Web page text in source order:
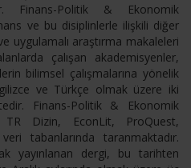
Finans-Politik & Ekonomik
ve bu disiplinlerle ilişkili diğer
uygulamalı araştırma makaleleri
çalışan akademisyenler,
bilimsel çalışmalarına yönelik
ve Türkçe olmak üzere iki
Finans-Politik & Ekonomik
Dizin, EconLit, ProQuest,
tabanlarında taranmaktadır.
yayınlanan dergi, bu tarihten